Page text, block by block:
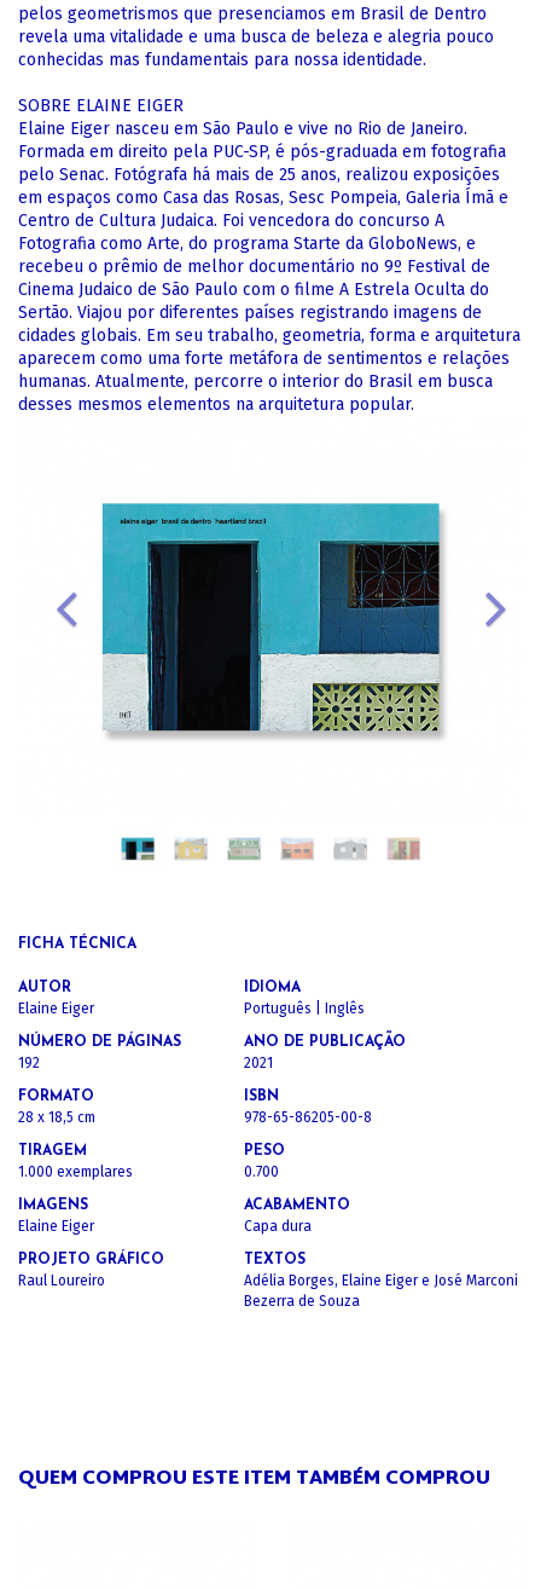
pelos geometrismos que presenciamos em Brasil de Dentro
revela uma vitalidade e uma busca de beleza e alegria pouco
conhecidas mas fundamentais para nossa identidade.
SOBRE ELAINE EIGER
Elaine Eiger nasceu em São Paulo e vive no Rio de Janeiro.
Formada em direito pela PUC-SP, é pós-graduada em fotografia
pelo Senac. Fotógrafa há mais de 25 anos, realizou exposições
em espaços como Casa das Rosas, Sesc Pompeia, Galeria Ímã e
Centro de Cultura Judaica. Foi vencedora do concurso A
Fotografia como Arte, do programa Starte da GloboNews, e
recebeu o prêmio de melhor documentário no 9º Festival de
Cinema Judaico de São Paulo com o filme A Estrela Oculta do
Sertão. Viajou por diferentes países registrando imagens de
cidades globais. Em seu trabalho, geometria, forma e arquitetura
aparecem como uma forte metáfora de sentimentos e relações
humanas. Atualmente, percorre o interior do Brasil em busca
desses mesmos elementos na arquitetura popular.
FICHA TÉCNICA
AUTOR
Elaine Eiger
IDIOMA
Português | Inglês
NÚMERO DE PÁGINAS
192
ANO DE PUBLICAÇÃO
2021
FORMATO
28 x 18,5 cm
ISBN
978-65-86205-00-8
TIRAGEM
1.000 exemplares
PESO
0.700
IMAGENS
Elaine Eiger
ACABAMENTO
Capa dura
PROJETO GRÁFICO
Raul Loureiro
TEXTOS
Adélia Borges, Elaine Eiger e José Marconi
Bezerra de Souza
QUEM COMPROU ESTE ITEM TAMBÉM COMPROU